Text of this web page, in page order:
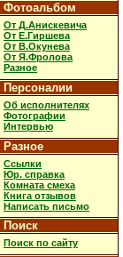
Фотоальбом
От Д.Анискевича
От Е.Гиршева
От В.Окунева
От Я.Фролова
Разное
Персоналии
Об исполнителях
Фотографии
Интервью
Разное
Ссылки
Юр. справка
Комната смеха
Книга отзывов
Написать письмо
Поиск
Поиск по сайту